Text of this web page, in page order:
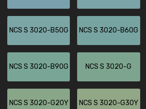
NCS S 3020-B50G NCS S 3020-B60G
NCS S 3020-B90G NCS S 3020-G
NCS S 3020-G20Y NCS S 3020-G30Y